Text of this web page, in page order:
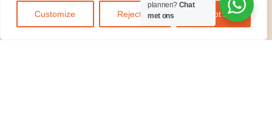
Customize Reject All Accept All
plannen? Chat
met ons